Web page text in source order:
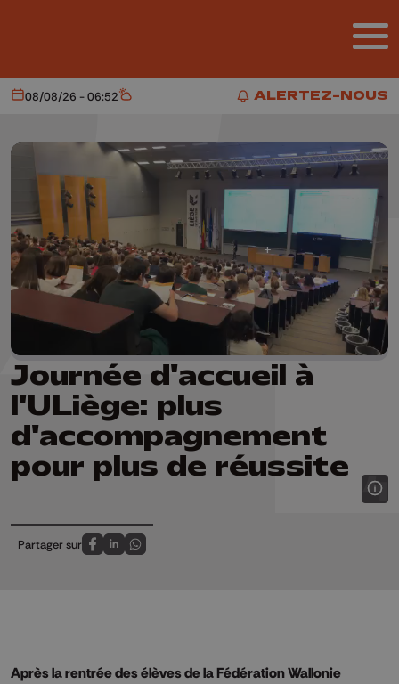
ALERTEZ-NOUS
ALERTEZ-NOUS
Aujourd'hui
08/08/26 - 06:52 Météo
Journée d'accueil à
l'ULiège: plus
d'accompagnement
pour plus de réussite
Partager sur
Partagez sur FaceBook
Partagez sur LinkedIn
Partagez sur Whatsapp
Après la rentrée des élèves de la Fédération Wallonie